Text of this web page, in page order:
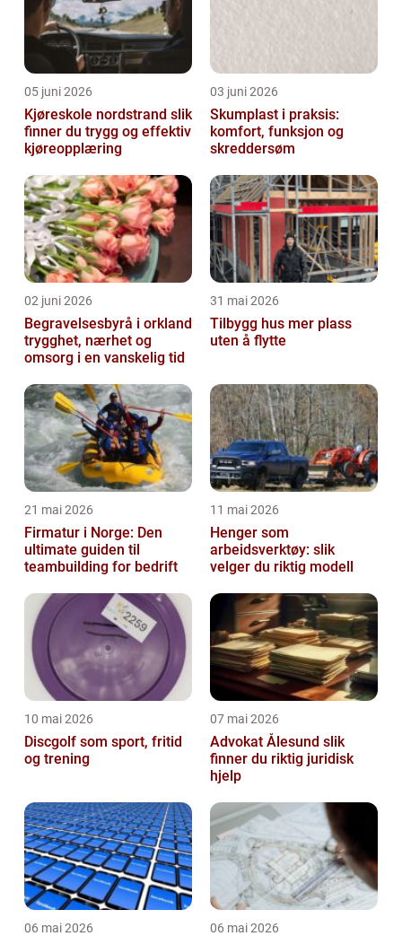
05 juni 2026
Kjøreskole nordstrand slik
finner du trygg og effektiv
kjøreopplæring
03 juni 2026
Skumplast i praksis:
komfort, funksjon og
skreddersøm
02 juni 2026
Begravelsesbyrå i orkland
trygghet, nærhet og
omsorg i en vanskelig tid
31 mai 2026
Tilbygg hus mer plass
uten å flytte
21 mai 2026
Firmatur i Norge: Den
ultimate guiden til
teambuilding for bedrift
11 mai 2026
Henger som
arbeidsverktøy: slik
velger du riktig modell
10 mai 2026
Discgolf som sport, fritid
og trening
07 mai 2026
Advokat Ålesund slik
finner du riktig juridisk
hjelp
06 mai 2026 06 mai 2026